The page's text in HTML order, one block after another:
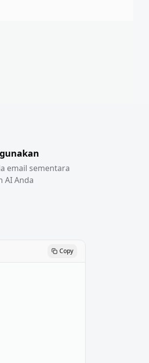
email sementara
AI Anda
Copy